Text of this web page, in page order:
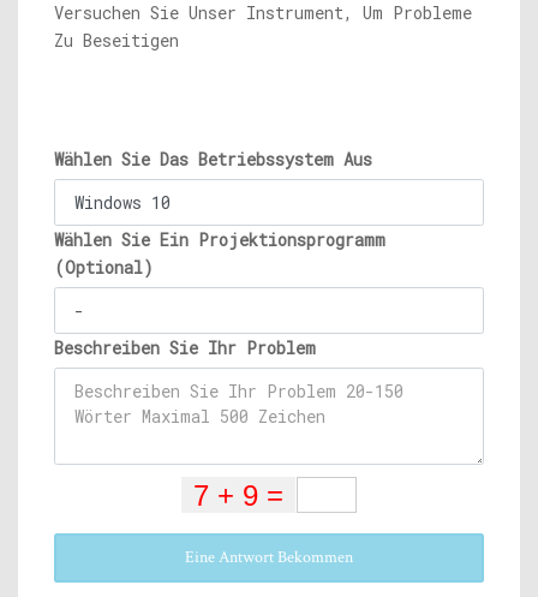
Versuchen Sie Unser Instrument, Um Probleme
Zu Beseitigen
Wählen Sie Das Betriebssystem Aus
Wählen Sie Ein Projektionsprogramm
(Optional)
Beschreiben Sie Ihr Problem
Eine Antwort Bekommen